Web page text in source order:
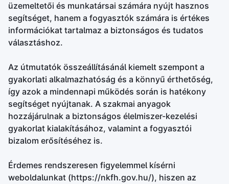
üzemeltetői és munkatársai számára nyújt hasznos
segítséget, hanem a fogyasztók számára is értékes
információkat tartalmaz a biztonságos és tudatos
választáshoz.
Az útmutatók összeállításánál kiemelt szempont a
gyakorlati alkalmazhatóság és a könnyű érthetőség,
így azok a mindennapi működés során is hatékony
segítséget nyújtanak. A szakmai anyagok
hozzájárulnak a biztonságos élelmiszer-kezelési
gyakorlat kialakításához, valamint a fogyasztói
bizalom erősítéséhez is.
Érdemes rendszeresen figyelemmel kísérni
weboldalunkat (https://nkfh.gov.hu/), hiszen az